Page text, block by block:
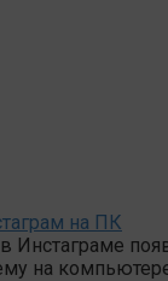
на ПК
Инстаграме
на